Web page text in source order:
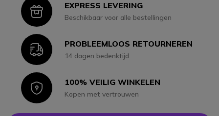
IconEXPRESS LEVERING
Beschikbaar voor alle bestellingen
IconPROBLEEMLOOS RETOURNEREN
14 dagen bedenktijd
Icon100% VEILIG WINKELEN
Kopen met vertrouwen